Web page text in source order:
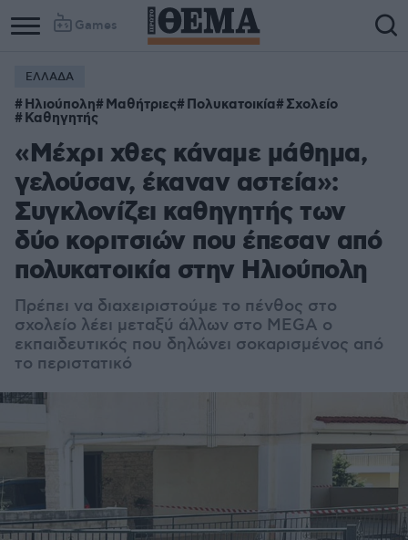
Games
ΕΛΛΑΔΑ
Ηλιούπολη Μαθήτριες Πολυκατοικία Σχολείο
Καθηγητής
«Μέχρι χθες κάναμε μάθημα,
γελούσαν, έκαναν αστεία»:
Συγκλονίζει καθηγητής των
δύο κοριτσιών που έπεσαν από
πολυκατοικία στην Ηλιούπολη
Πρέπει να διαχειριστούμε το πένθος στο
σχολείο λέει μεταξύ άλλων στο MEGA ο
εκπαιδευτικός που δηλώνει σοκαρισμένος από
το περιστατικό